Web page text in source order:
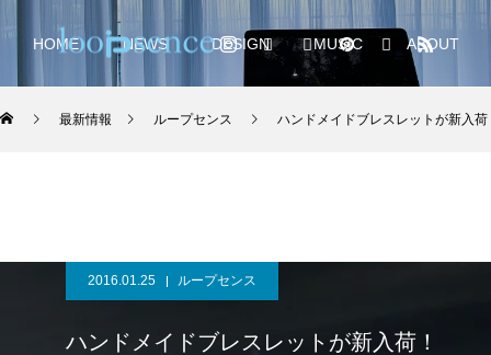
HOME NEWS DESIGN MUSIC ABOUT
最新情報 ループセンス ハンドメイドブレスレットが新入荷
2016.01.25 ループセンス
ハンドメイドブレスレットが新入荷！